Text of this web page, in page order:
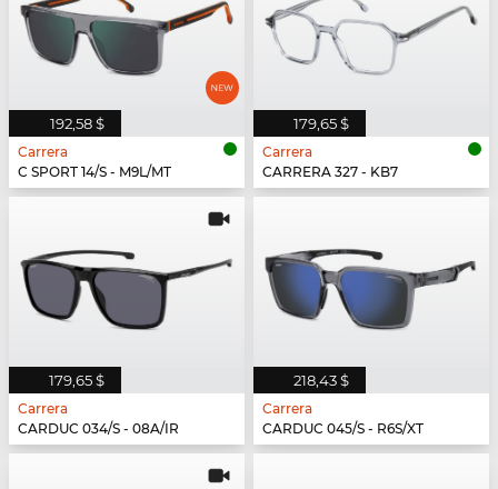
192,58 $
Carrera
C SPORT 14/S - M9L/MT
179,65 $
Carrera
CARRERA 327 - KB7
179,65 $
Carrera
CARDUC 034/S - 08A/IR
218,43 $
Carrera
CARDUC 045/S - R6S/XT